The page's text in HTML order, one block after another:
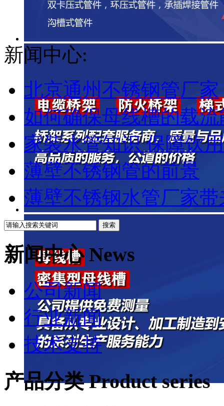
新闻中心:
北京通州不锈钢管厂家
如何确保母线槽的载
家装水管知识 保障饮
薄壁不锈钢管的前景
薄壁不锈钢水管厂家
新闻中心 News
公司新闻
行业新闻
技术支持
产品分类 Product series